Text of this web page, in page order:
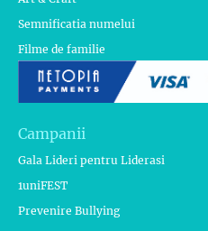
Semnificatia numelui
Filme de familie
Campanii
Gala Lideri pentru Liderasi
1uniFEST
Prevenire Bullying